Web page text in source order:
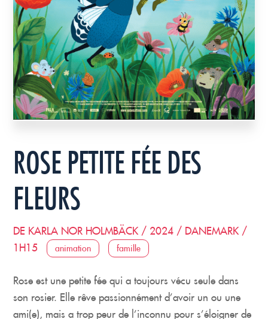
ROSE PETITE FÉE DES
FLEURS
DE KARLA NOR HOLMBÄCK / 2024 / DANEMARK /
1H15
animation famille
Rose est une petite fée qui a toujours vécu seule dans
son rosier. Elle rêve passionnément d’avoir un ou une
ami(e), mais a trop peur de l’inconnu pour s’éloigner de